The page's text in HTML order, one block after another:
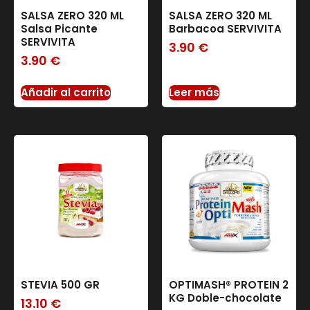
SALSA ZERO 320 ML
Salsa Picante
SERVIVITA
3.90 €
Añadir al carrito
SALSA ZERO 320 ML
Barbacoa SERVIVITA
3.90 €
Leer más
STEVIA 500 GR
13.10 €
OPTIMASH® PROTEIN 2
KG Doble-chocolate